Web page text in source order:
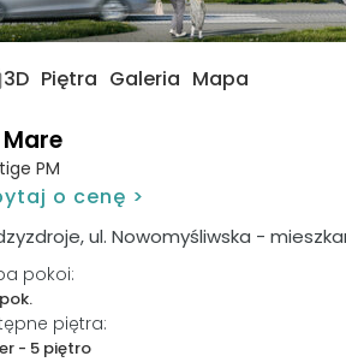
3D Piętra Galeria Mapa
Mare
PM
o cenę >
ul. Nowomyśliwska -
pokoi:
piętra:
- 5 piętro